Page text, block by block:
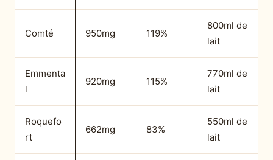
Comté 950mg 119%
800ml de
lait
Emmenta
l
920mg 115%
770ml de
lait
Roquefo
rt
662mg 83%
550ml de
lait